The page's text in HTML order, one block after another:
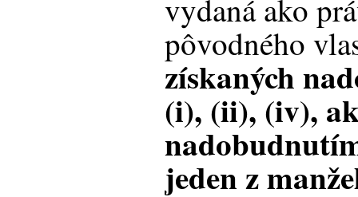
vydaná ako
pôvodného
získaných
(i), (ii), (iv),
jeden z